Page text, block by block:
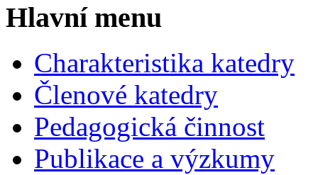
Hlavní menu
Charakteristika katedry
Členové katedry
Pedagogická činnost
Publikace a výzkumy